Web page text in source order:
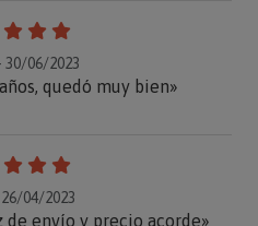
30/06/2023
quedó muy bien»
26/04/2023
de envío y precio acorde»